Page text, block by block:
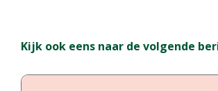
Kijk ook eens naar de volgende